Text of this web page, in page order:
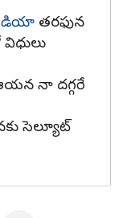
తరఫున
నా దగ్గరే
సెల్యూట్